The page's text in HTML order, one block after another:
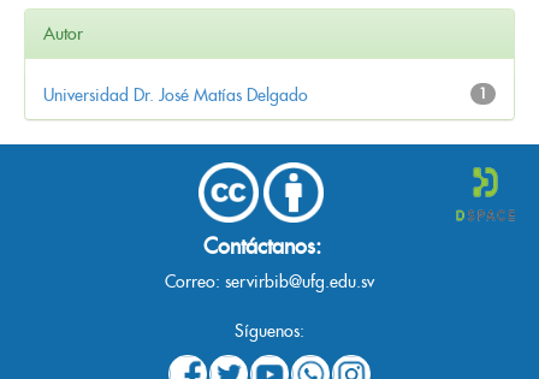
Autor
1
Universidad Dr. José Matías Delgado
Contáctanos:
Correo: servirbib@ufg.edu.sv
Síguenos: